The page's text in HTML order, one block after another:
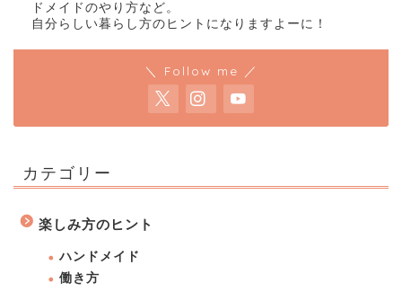
ドメイドのやり方など。
自分らしい暮らし方のヒントになりますよーに！
＼ Follow me ／
カテゴリー
楽しみ方のヒント
ハンドメイド
働き方